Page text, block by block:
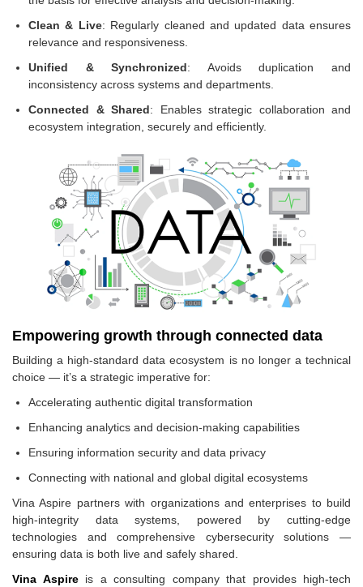
Clean & Live: Regularly cleaned and updated data ensures
relevance and responsiveness.
Unified & Synchronized: Avoids duplication and
inconsistency across systems and departments.
Connected & Shared: Enables strategic collaboration and
ecosystem integration, securely and efficiently.
Empowering growth through connected data
Building a high-standard data ecosystem is no longer a technical
choice — it’s a strategic imperative for:
Accelerating authentic digital transformation
Enhancing analytics and decision-making capabilities
Ensuring information security and data privacy
Connecting with national and global digital ecosystems
Vina Aspire partners with organizations and enterprises to build
high-integrity data systems, powered by cutting-edge
technologies and comprehensive cybersecurity solutions —
ensuring data is both live and safely shared.
Vina Aspireis a consulting company that provides high-tech